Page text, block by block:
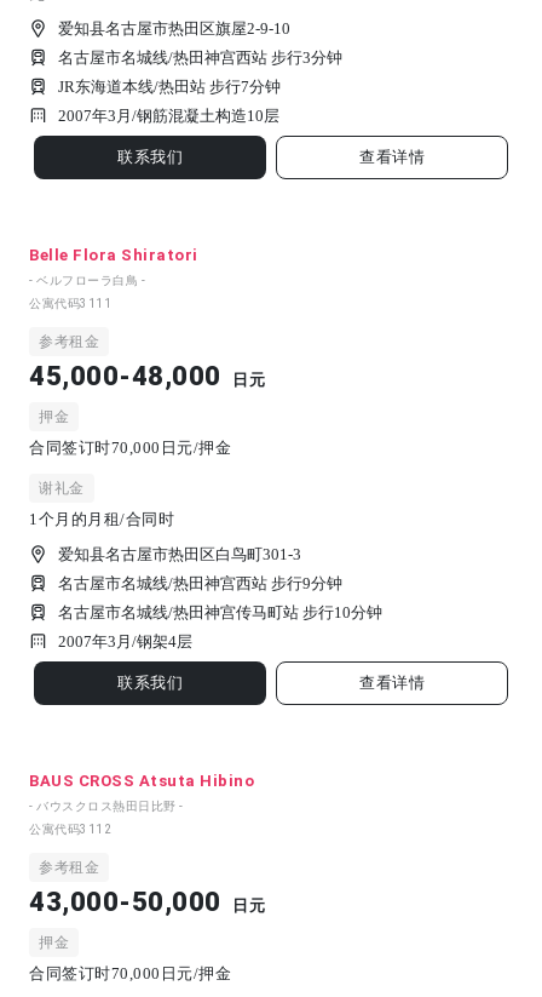
爱知县名古屋市热田区旗屋2-9-10
名古屋市名城线/热田神宫西站 步行3分钟
JR东海道本线/热田站 步行7分钟
2007年3月/钢筋混凝土构造10 层
联系我们 查看详情
Belle Flora Shiratori
- ベルフローラ白鳥 -
公寓代码3111
参考租金
45,000-48,000 日元
押金
合同签订时70,000日元/押金
谢礼金
1个月的月租/合同时
爱知县名古屋市热田区白鸟町301-3
名古屋市名城线/热田神宫西站 步行9分钟
名古屋市名城线/热田神宫传马町站 步行10分钟
2007年3月/钢架4 层
联系我们 查看详情
BAUS CROSS Atsuta Hibino
- バウスクロス熱田日比野 -
公寓代码3112
参考租金
43,000-50,000 日元
押金
合同签订时70,000日元/押金